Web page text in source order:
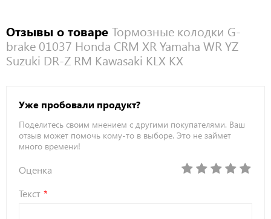
Отзывы о товаре Тормозные колодки G-
brake 01037 Honda CRM XR Yamaha WR YZ
Suzuki DR-Z RM Kawasaki KLX KX
Уже пробовали продукт?
Поделитесь своим мнением с другими покупателями. Ваш
отзыв может помочь кому-то в выборе. Это не займет
много времени!
Оценка
Текст